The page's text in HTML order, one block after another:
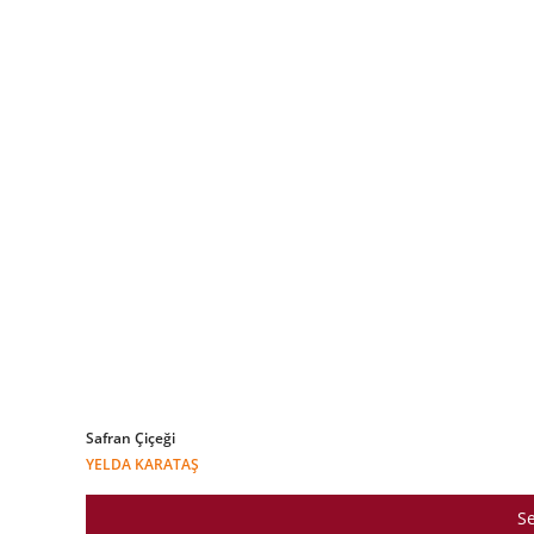
Safran Çiçeği
YELDA KARATAŞ